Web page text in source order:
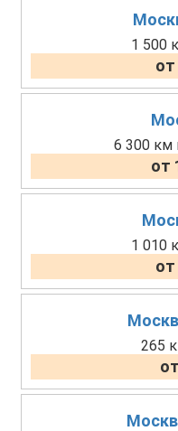
1 500
от
6 300 км
от
1 010
от
265